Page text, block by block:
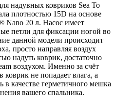
надувных ковриков Sea To
плотностью 15D на основе
Nano 20 л. Насос имеет
петли для фиксации ногой во
данной модели происходит
просто направляя воздух
надуть коврик, достаточно
воздухом. Именно за счёт
коврик не попадает влага, а
в качестве герметичного мешка
вашего спальника.